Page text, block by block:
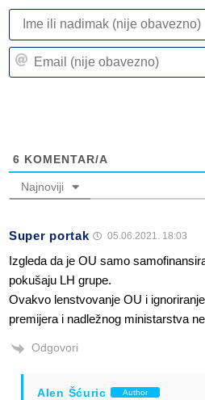
6 KOMENTAR/A
Najnoviji
Super portak 05.06.2021. 18:03
Izgleda da je OU samo
pokušaju LH grupe.
Ovakvo lenstvovanje OU i
premijera i nadležnog ministarstva
Odgovori
Alen Šćuric Author